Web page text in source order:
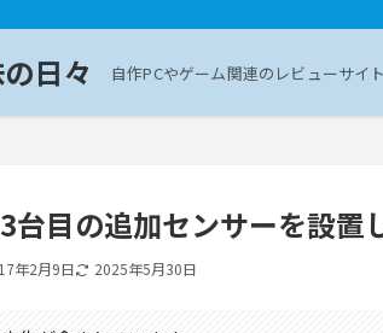
日々 自作PCやゲーム関連のレビューサイト
目の追加センサーを設置
年2月9日 2025年5月30日